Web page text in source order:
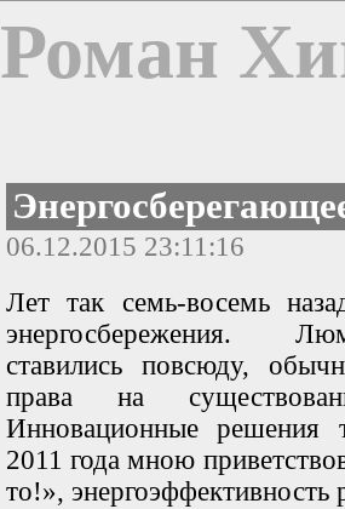
Роман
06.12.2015 23:11:16
Лет так семь-восемь
энергосбережения.
ставились повсюду,
права на
Инновационные решения
2011 года мною
то!»,